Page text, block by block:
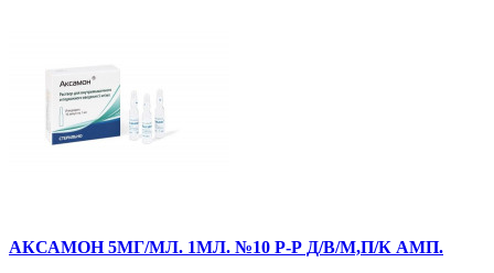
АКСАМОН 5МГ/МЛ. 1МЛ. №10 Р-Р Д/В/М,П/К АМП.